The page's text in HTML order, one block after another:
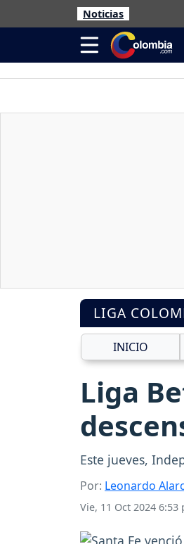
Noticias
LIGA
INICIO
Liga
Este jueves,
Por: Leonardo
Vie, 11 Oct 2024 6:53